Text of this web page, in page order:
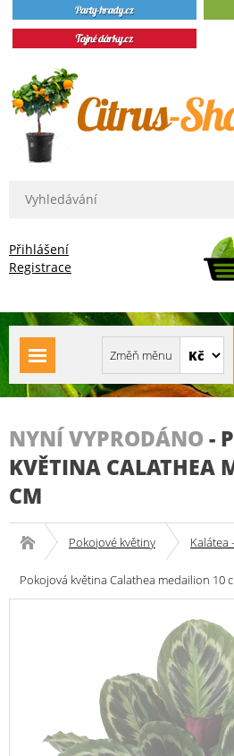
Přihlášení
Registrace
NYNÍ VYPRODÁNO -
KVĚTINA CALATHEA
CM
Pokojové květiny Kalátea
Pokojová květina Calathea medailion 10